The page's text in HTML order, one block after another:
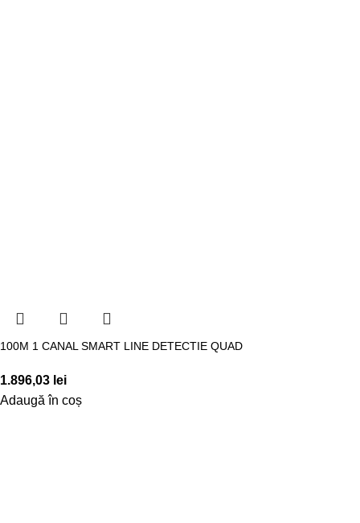
100M 1 CANAL SMART LINE DETECTIE QUAD
1.896,03 lei
Adaugă în coș